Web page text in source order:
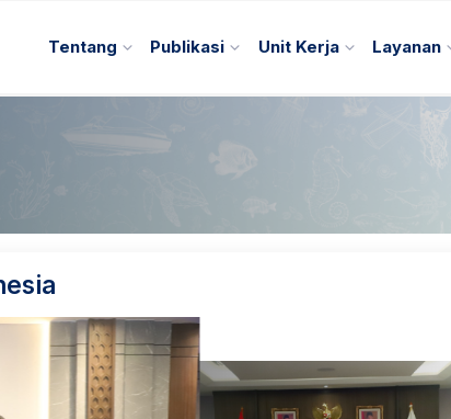
Tentang Publikasi Unit Kerja Layanan